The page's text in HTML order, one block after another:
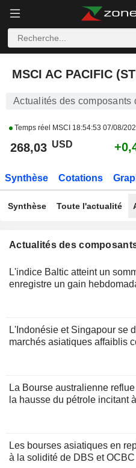
MSCI AC PACIFIC (STRD)
MSCI AC PACIFIC
Actualités des composants
Temps réel MSCI 18:54:53 07/08/
268,03 USD
Synthèse Cotations
Synthèse Toute l'actualité
Actualités des
L'indice Baltic atteint un
enregistre un gain
L'Indonésie et Singapour se
marchés asiatiques affaiblis
La Bourse australienne
la hausse du pétrole incitant
Les bourses asiatiques en
à la solidité de DBS et OCBC